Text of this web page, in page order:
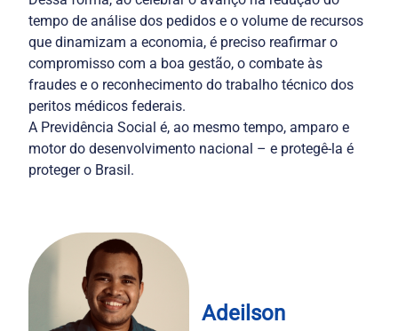
tempo de análise dos pedidos e o volume de recursos
que dinamizam a economia, é preciso reafirmar o
compromisso com a boa gestão, o combate às
fraudes e o reconhecimento do trabalho técnico dos
peritos médicos federais.
A Previdência Social é, ao mesmo tempo, amparo e
motor do desenvolvimento nacional – e protegê-la é
proteger o Brasil.
Adeilson